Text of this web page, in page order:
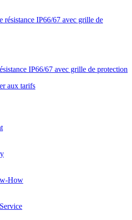
IP66/67 avec grille de protection
aux tarifs